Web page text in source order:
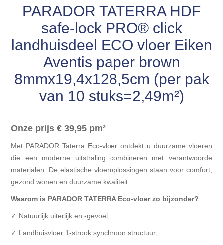
Blokhut opbouwservice
Gevelbekleding NORDHIIL® fijn diep zwart hout voor
prachtige gevels!
Gevelbekleding Fazawood
Gevelbekleding Woodritch
Gevelbekleding sioo:x & radiata-pine vulcan concept
SK Stemid kunststoffen
Gevelbekleding HDM outdoor ® weersbestendige
massief click 'N screw gevelpanelen
Toebehoren voor gevelbekleding
Scheepsbodem vloeren o.a. laminaat &
houtlamelparket
Ondervloeren/toebehoren voor laminaat & lamel en
fineerparket
Ondervloeren/toebehoren voor SPC vinyl vloeren
Plinten
Vloeren legservice door professionals
Luxe massief houten wandbekleding
Lijstwerk & Profielen en toebehoren
PARADOR TATERRA HDF
safe-lock PRO® click
landhuisdeel ECO vloer Eiken
Aventis paper brown
8mmx19,4x128,5cm (per pak
van 10 stuks=2,49m²)
Onze prijs € 39,95 pm²
Met PARADOR Taterra Eco-vloer ontdekt u duurzame vloeren
die een moderne uitstraling combineren met verantwoorde
materialen. De elastische vloeroplossingen staan voor comfort,
gezond wonen en duurzame kwaliteit.
Waarom is PARADOR TATERRA Eco-vloer zo bijzonder?
✓ Natuurlijk uiterlijk en -gevoel;
✓ Landhuisvloer 1-strook synchroon structuur;